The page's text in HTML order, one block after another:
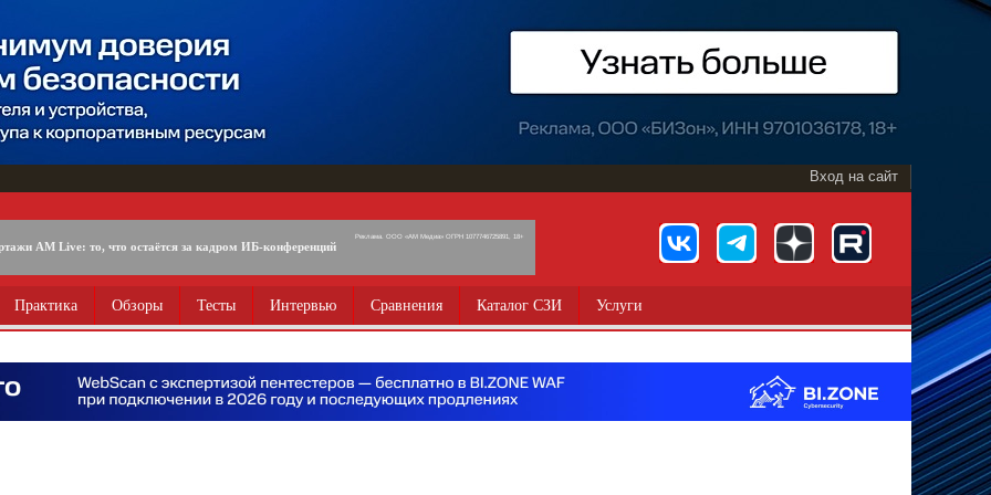
Вход на сайт
AM Live: то, что остаётся за кадром ИБ-конференций
Реклама. ООО «АМ Медиа» ОГРН 1077746725891, 18+
Практика Обзоры Тесты Интервью Сравнения Каталог СЗИ Услуги